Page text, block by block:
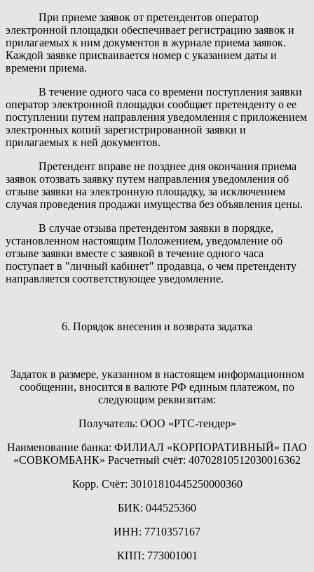
При приеме заявок от претендентов оператор
электронной площадки обеспечивает регистрацию заявок и
прилагаемых к ним документов в журнале приема заявок.
Каждой заявке присваивается номер с указанием даты и
времени приема.
В течение одного часа со времени поступления заявки
оператор электронной площадки сообщает претенденту о ее
поступлении путем направления уведомления с приложением
электронных копий зарегистрированной заявки и
прилагаемых к ней документов.
Претендент вправе не позднее дня окончания приема
заявок отозвать заявку путем направления уведомления об
отзыве заявки на электронную площадку, за исключением
случая проведения продажи имущества без объявления цены.
В случае отзыва претендентом заявки в порядке,
установленном настоящим Положением, уведомление об
отзыве заявки вместе с заявкой в течение одного часа
поступает в "личный кабинет" продавца, о чем претенденту
направляется соответствующее уведомление.
6. Порядок внесения и возврата задатка
Задаток в размере, указанном в настоящем информационном
сообщении, вносится в валюте РФ единым платежом, по
следующим реквизитам:
Получатель: ООО «РТС-тендер»
Наименование банка: ФИЛИАЛ «КОРПОРАТИВНЫЙ» ПАО
«СОВКОМБАНК» Расчетный счёт: 40702810512030016362
Корр. Счёт: 30101810445250000360
БИК: 044525360
ИНН: 7710357167
КПП: 773001001